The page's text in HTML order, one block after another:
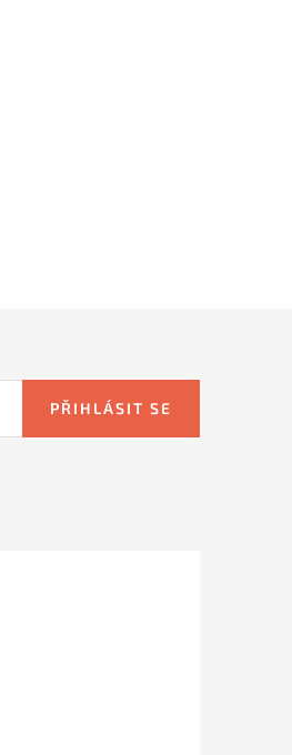
PŘIHLÁSIT SE